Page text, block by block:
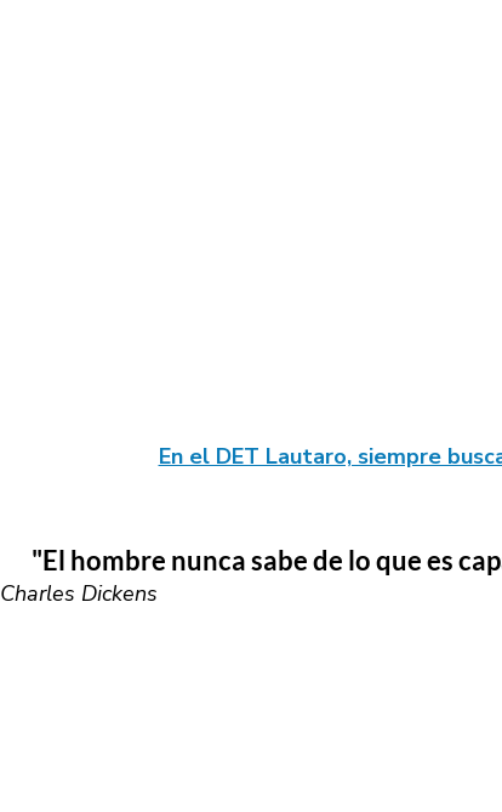
En el DET Lautaro, siempre
Charles Dickens
"El hombre nunca sabe de lo que es